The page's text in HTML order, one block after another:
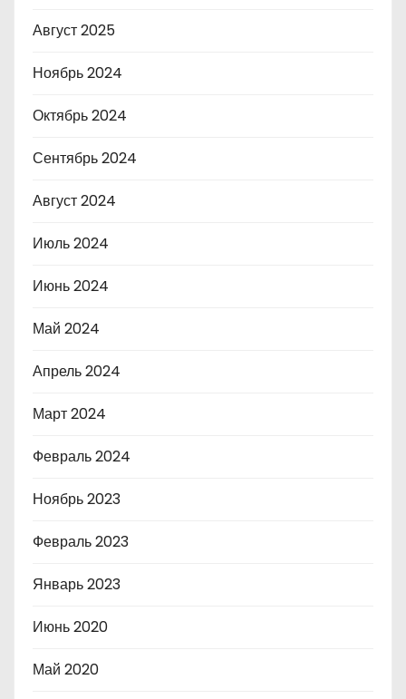
Август 2025
Ноябрь 2024
Октябрь 2024
Сентябрь 2024
Август 2024
Июль 2024
Июнь 2024
Май 2024
Апрель 2024
Март 2024
Февраль 2024
Ноябрь 2023
Февраль 2023
Январь 2023
Июнь 2020
Май 2020